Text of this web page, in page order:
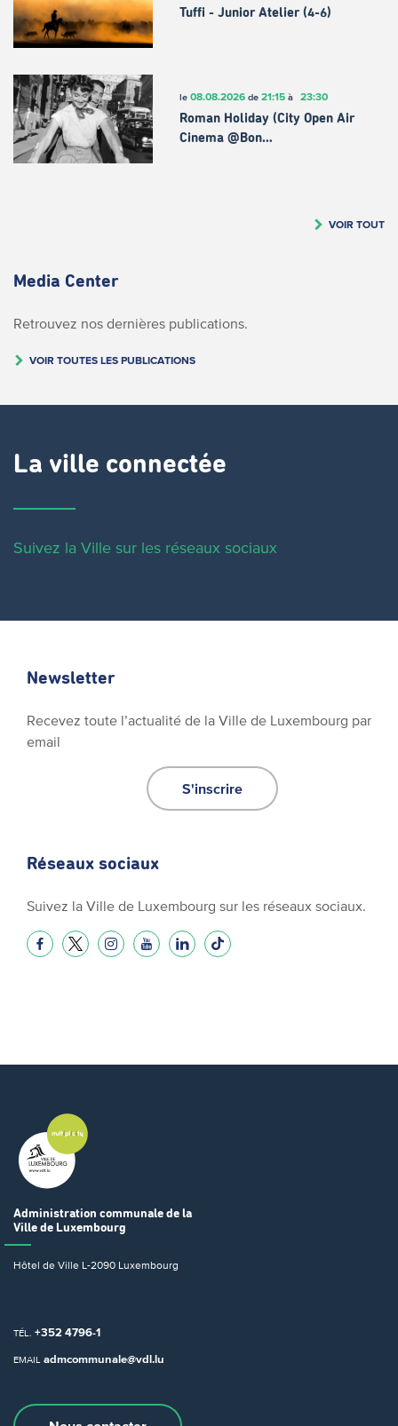
Tuffi - Junior Atelier (4-6)
le 08.08.2026de 21:15à 23:30
Roman Holiday (City Open Air
Cinema @Bon…
VOIR TOUT
Media Center
Retrouvez nos dernières publications.
VOIR TOUTES LES PUBLICATIONS
La ville connectée
Suivez la Ville sur les réseaux sociaux
Newsletter
Recevez toute l’actualité de la Ville de Luxembourg par
email
S'inscrire
Réseaux sociaux
Suivez la Ville de Luxembourg sur les réseaux sociaux.
Administration communale de la
Ville de Luxembourg
Hôtel de Ville L-2090 Luxembourg
TÉL. +352 4796-1
EMAIL admcommunale@vdl.lu